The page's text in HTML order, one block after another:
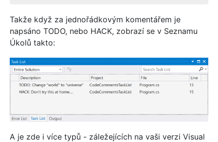
Takže když za jednořádkovým komentářem je
napsáno TODO, nebo HACK, zobrazí se v Seznamu
Úkolů takto:
A je zde i více typů - záležejících na vaši verzi Visual